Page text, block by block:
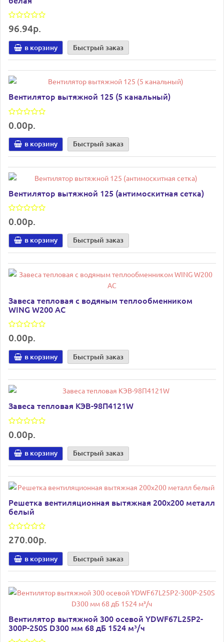
96.94р.
в корзину Быстрый заказ
Вентилятор вытяжной 125 (5 канальный)
0.00р.
в корзину Быстрый заказ
Вентилятор вытяжной 125 (антимоскитная сетка)
0.00р.
в корзину Быстрый заказ
Завеса тепловая с водяным теплообменником
WING W200 АC
0.00р.
в корзину Быстрый заказ
Завеса тепловая КЭВ-98П4121W
0.00р.
в корзину Быстрый заказ
Решетка вентиляционная вытяжная 200х200 металл
белый
270.00р.
в корзину Быстрый заказ
Вентилятор вытяжной 300 осевой YDWF67L25P2-
300P-250S D300 мм 68 дБ 1524 м³/ч